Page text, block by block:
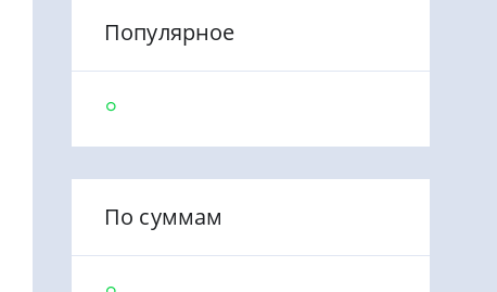
Популярное
По суммам